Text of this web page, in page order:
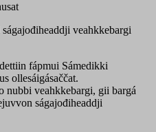
veahkkebargi
fápmui Sámedikki
ollesáigásaččat.
nubbi veahkkebargi, gii bargá
ságajođiheaddji